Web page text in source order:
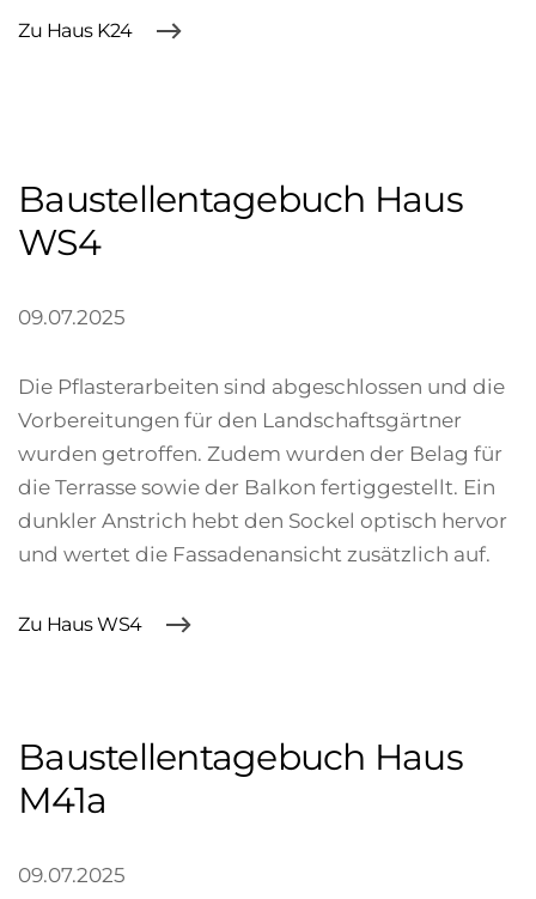
Zu Haus K24
Baustellentagebuch Haus
WS4
09.07.2025
Die Pflasterarbeiten sind abgeschlossen und die
Vorbereitungen für den Landschaftsgärtner
wurden getroffen. Zudem wurden der Belag für
die Terrasse sowie der Balkon fertiggestellt. Ein
dunkler Anstrich hebt den Sockel optisch hervor
und wertet die Fassadenansicht zusätzlich auf.
Zu Haus WS4
Baustellentagebuch Haus
M41a
09.07.2025